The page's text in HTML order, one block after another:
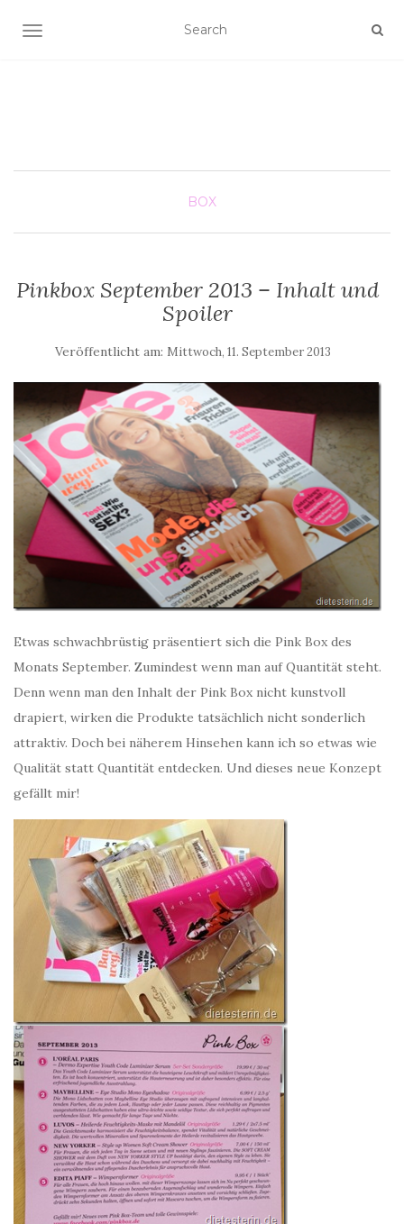
SCHALTE NAVIGATION
BOX
Pinkbox September 2013 – Inhalt und
Spoiler
Veröffentlicht am: Mittwoch, 11. September 2013
Etwas schwachbrüstig präsentiert sich die Pink Box des
Monats September. Zumindest wenn man auf Quantität steht.
Denn wenn man den Inhalt der Pink Box nicht kunstvoll
drapiert, wirken die Produkte tatsächlich nicht sonderlich
attraktiv. Doch bei näherem Hinsehen kann ich so etwas wie
Qualität statt Quantität entdecken. Und dieses neue Konzept
gefällt mir!